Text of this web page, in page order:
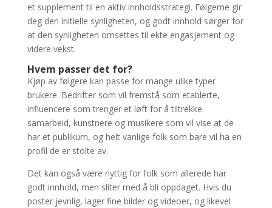
et supplement til en aktiv innholdsstrategi. Følgerne gir
deg den initielle synligheten, og godt innhold sørger for
at den synligheten omsettes til ekte engasjement og
videre vekst.
Hvem passer det for?
Kjøp av følgere kan passe for mange ulike typer
brukere. Bedrifter som vil fremstå som etablerte,
influencere som trenger et løft for å tiltrekke
samarbeid, kunstnere og musikere som vil vise at de
har et publikum, og helt vanlige folk som bare vil ha en
profil de er stolte av.
Det kan også være nyttig for folk som allerede har
godt innhold, men sliter med å bli oppdaget. Hvis du
poster jevnlig, lager fine bilder og videoer, og likevel